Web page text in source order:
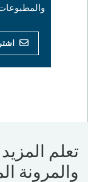
والمطبوعات.
اشترك
تعلم
والمرونة